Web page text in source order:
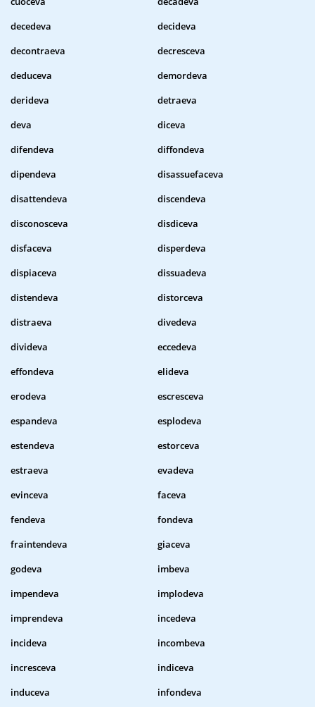
decedeva
decideva
decontraeva
decresceva
deduceva
demordeva
derideva
detraeva
deva
diceva
difendeva
diffondeva
dipendeva
disassuefaceva
disattendeva
discendeva
disconosceva
disdiceva
disfaceva
disperdeva
dispiaceva
dissuadeva
distendeva
distorceva
distraeva
divedeva
divideva
eccedeva
effondeva
elideva
erodeva
escresceva
espandeva
esplodeva
estendeva
estorceva
estraeva
evadeva
evinceva
faceva
fendeva
fondeva
fraintendeva
giaceva
godeva
imbeva
impendeva
implodeva
imprendeva
incedeva
incideva
incombeva
incresceva
indiceva
induceva
infondeva